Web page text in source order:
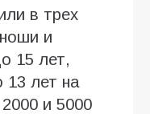
в трех
и
15 лет,
13 лет на
и 5000